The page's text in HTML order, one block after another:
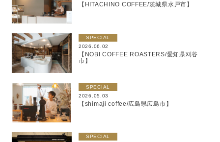
【HITACHINO COFFEE/茨城県水戸市】
SPECIAL
2026.06.02
【NOBI COFFEE ROASTERS/愛知県刈谷
市】
SPECIAL
2026.05.03
【shimaji coffee/広島県広島市】
SPECIAL